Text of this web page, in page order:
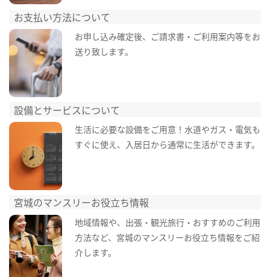
お支払い方法について
お申し込み確定後、ご請求書・ご利用案内等をお
送り致します。
設備とサービスについて
生活に必要な設備をご用意！水道やガス・電気も
すぐに使え、入居日から通常に生活ができます。
宮城のマンスリーお役立ち情報
地域情報や、出張・観光旅行・おすすめのご利用
方法など、宮城のマンスリーお役立ち情報をご紹
介します。